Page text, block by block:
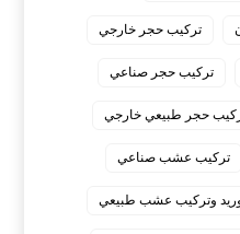
تركيب حجر خارجي
تركيب حجر صناعي
حجر طبيعي خارجي
تركيب عشب صناعي
وتركيب عشب طبيعي